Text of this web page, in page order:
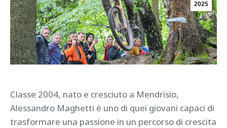
2025
Classe 2004, nato e cresciuto a Mendrisio,
Alessandro Maghetti è uno di quei giovani capaci di
trasformare una passione in un percorso di crescita